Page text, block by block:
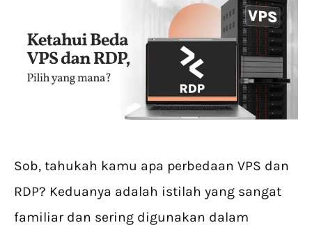
Sob, tahukah kamu apa perbedaan VPS dan
RDP? Keduanya adalah istilah yang sangat
familiar dan sering digunakan dalam